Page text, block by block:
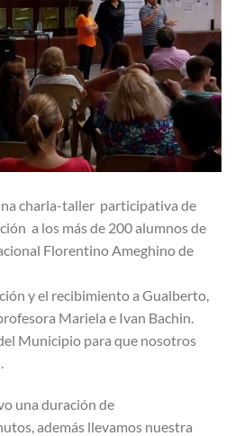
charla-taller participativa de
a los más de 200 alumnos de
Florentino Ameghino de
y el recibimiento a Gualberto,
Mariela e Ivan Bachin.
Municipio para que nosotros
una duración de
además llevamos nuestra